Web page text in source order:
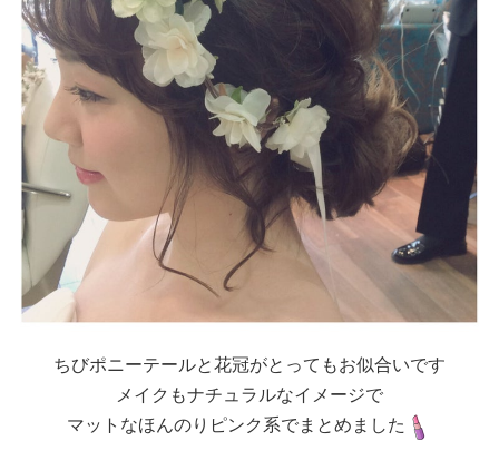
ちびポニーテールと花冠がとってもお似合いです
メイクもナチュラルなイメージで
マットなほんのりピンク系でまとめました